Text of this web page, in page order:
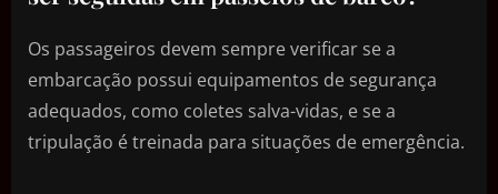
Os passageiros devem sempre verificar se a
embarcação possui equipamentos de segurança
adequados, como coletes salva-vidas, e se a
tripulação é treinada para situações de emergência.